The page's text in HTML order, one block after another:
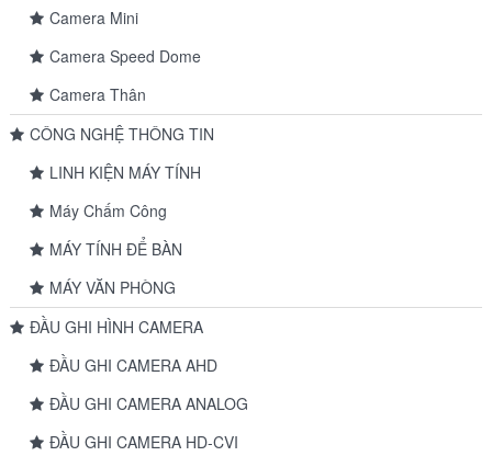
Camera Mini
Camera Speed Dome
Camera Thân
CÔNG NGHỆ THÔNG TIN
LINH KIỆN MÁY TÍNH
Máy Chấm Công
MÁY TÍNH ĐỂ BÀN
MÁY VĂN PHÒNG
ĐẦU GHI HÌNH CAMERA
ĐẦU GHI CAMERA AHD
ĐẦU GHI CAMERA ANALOG
ĐẦU GHI CAMERA HD-CVI